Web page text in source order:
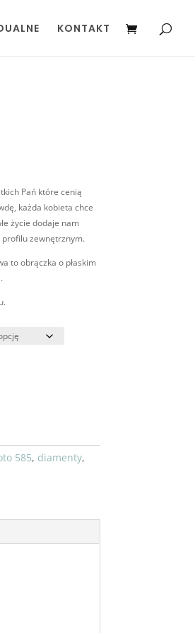
KONTAKT
Pań które cenią
każda kobieta chce
życie dodaje nam
profilu zewnętrznym.
to obrączka o płaskim
585, diamenty,